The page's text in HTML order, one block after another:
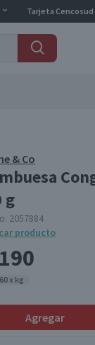
Tarjeta Cencosud
& Co
g
2057884
producto
x kg
Agregar